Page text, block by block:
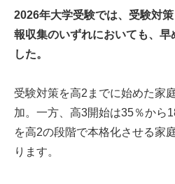
2026年大学受験では、受験対
報収集のいずれにおいても、早
した。
受験対策を高2までに始めた家
加。一方、高3開始は35％から
を高2の段階で本格化させる家
ります。